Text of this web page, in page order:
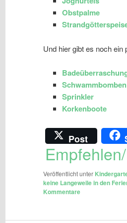
Obstpalme
Und hier gibt es noch ein
Schwammbomben
Sprinkler
Korkenboote
Post
Veröffentlicht unter
keine Langeweile in den
Kommentare